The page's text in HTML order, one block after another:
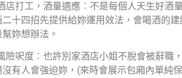
店打工，酒量適應︰不是每個人天生好酒
十四招先提供給妳運用效法，會喝酒的
妳想辦法。
險呎度︰也許別家酒店小姐不脫會被辭職
有人會強迫妳，(來時會展示包廂內單純